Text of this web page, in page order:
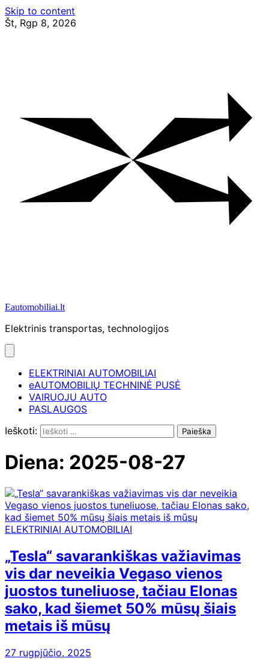
Skip to content
Št, Rgp 8, 2026
Eautomobiliai.lt
Elektrinis transportas, technologijos
ELEKTRINIAI AUTOMOBILIAI
eAUTOMOBILIŲ TECHNINĖ PUSĖ
VAIRUOJU AUTO
PASLAUGOS
Ieškoti:
Diena: 2025-08-27
ELEKTRINIAI AUTOMOBILIAI
„Tesla“ savarankiškas važiavimas
vis dar neveikia Vegaso vienos
juostos tuneliuose, tačiau Elonas
sako, kad šiemet 50% mūsų šiais
metais iš mūsų
27 rugpjūčio, 2025